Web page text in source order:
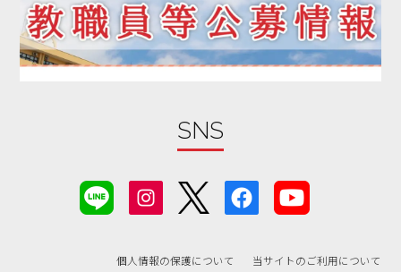
2019年10月
2019年09月
2019年08月
2019年04月
2019年03月
SNS
個人情報の保護について 当サイトのご利用について